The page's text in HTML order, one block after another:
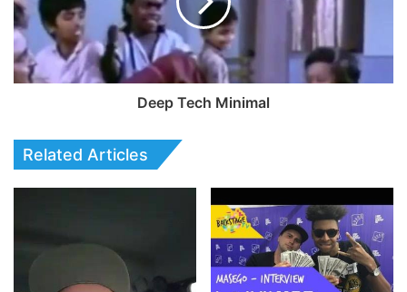
Deep Tech Minimal
Related Articles